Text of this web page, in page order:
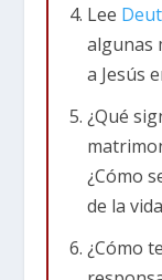
importante
que comen
interactúan
¿dónde está
Pero
Lee
algunas
a Jesús
¿Qué
¿Cómo
de la
¿Cómo